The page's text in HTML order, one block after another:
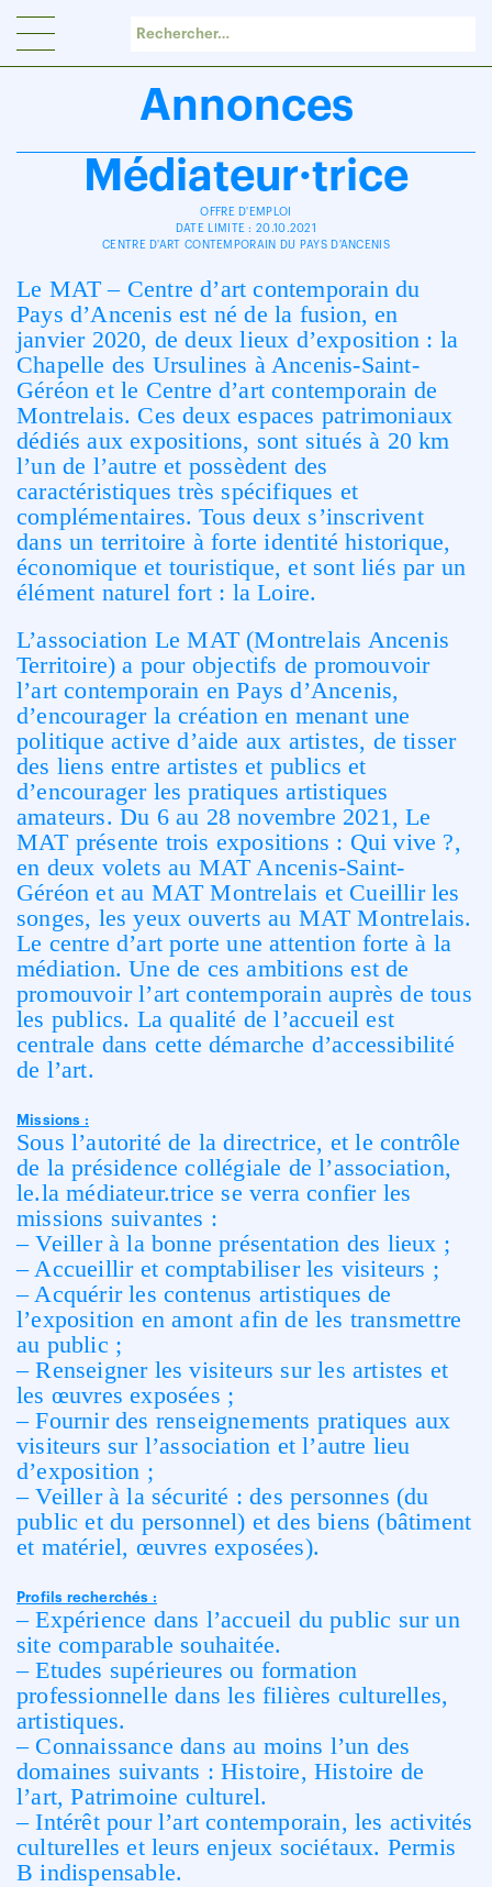
Annonces
Médiateur·trice
OFFRE D'EMPLOI
DATE LIMITE : 20.10.2021
CENTRE D'ART CONTEMPORAIN DU PAYS D'ANCENIS
Le MAT – Centre d’art contemporain du
Pays d’Ancenis est né de la fusion, en
janvier 2020, de deux lieux d’exposition : la
Chapelle des Ursulines à Ancenis-Saint-
Géréon et le Centre d’art contemporain de
Montrelais. Ces deux espaces patrimoniaux
dédiés aux expositions, sont situés à 20 km
l’un de l’autre et possèdent des
caractéristiques très spécifiques et
complémentaires. Tous deux s’inscrivent
dans un territoire à forte identité historique,
économique et touristique, et sont liés par un
élément naturel fort : la Loire.
L’association Le MAT (Montrelais Ancenis
Territoire) a pour objectifs de promouvoir
l’art contemporain en Pays d’Ancenis,
d’encourager la création en menant une
politique active d’aide aux artistes, de tisser
des liens entre artistes et publics et
d’encourager les pratiques artistiques
amateurs. Du 6 au 28 novembre 2021, Le
MAT présente trois expositions : Qui vive ?,
en deux volets au MAT Ancenis-Saint-
Géréon et au MAT Montrelais et Cueillir les
songes, les yeux ouverts au MAT Montrelais.
Le centre d’art porte une attention forte à la
médiation. Une de ces ambitions est de
promouvoir l’art contemporain auprès de tous
les publics. La qualité de l’accueil est
centrale dans cette démarche d’accessibilité
de l’art.
Missions :
Sous l’autorité de la directrice, et le contrôle
de la présidence collégiale de l’association,
le.la médiateur.trice se verra confier les
missions suivantes :
– Veiller à la bonne présentation des lieux ;
– Accueillir et comptabiliser les visiteurs ;
– Acquérir les contenus artistiques de
l’exposition en amont afin de les transmettre
au public ;
– Renseigner les visiteurs sur les artistes et
les œuvres exposées ;
– Fournir des renseignements pratiques aux
visiteurs sur l’association et l’autre lieu
d’exposition ;
– Veiller à la sécurité : des personnes (du
public et du personnel) et des biens (bâtiment
et matériel, œuvres exposées).
Profils recherchés :
– Expérience dans l’accueil du public sur un
site comparable souhaitée.
– Etudes supérieures ou formation
professionnelle dans les filières culturelles,
artistiques.
– Connaissance dans au moins l’un des
domaines suivants : Histoire, Histoire de
l’art, Patrimoine culturel.
– Intérêt pour l’art contemporain, les activités
culturelles et leurs enjeux sociétaux. Permis
B indispensable.